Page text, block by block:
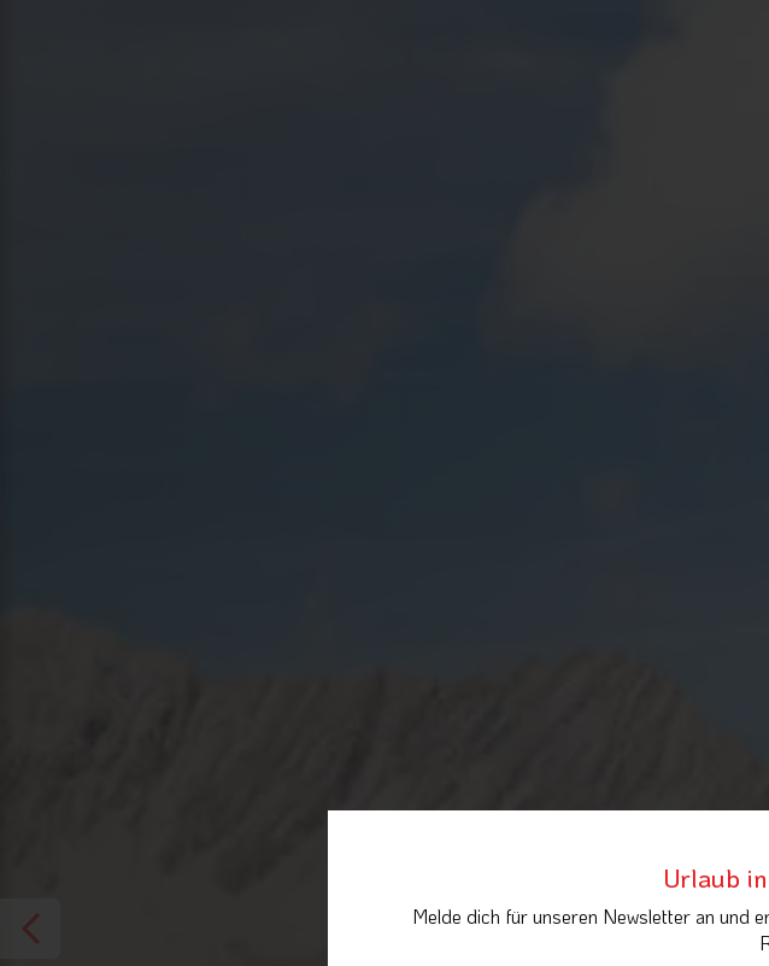
Urlaub
Melde dich für unseren Newsletter an und